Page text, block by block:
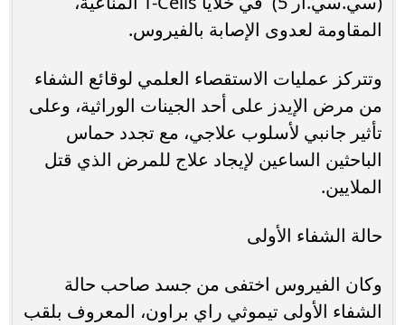
المقاومة لعدوى الإصابة بالفيروس.
وتتركز عمليات الاستقصاء العلمي لوقائع الشفاء
من مرض الإيدز على أحد الجينات الوراثية، وعلى
تأثير جانبي لأسلوب علاجي، مع تجدد حماس
الباحثين الساعين لإيجاد علاج للمرض الذي قتل
الملايين.
حالة الشفاء الأولى
وكان الفيروس اختفى من جسد صاحب حالة
الشفاء الأولى تيموثي راي براون، المعروف بلقب